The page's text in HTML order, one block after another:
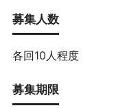
募集人数
各回10人程度
募集期限